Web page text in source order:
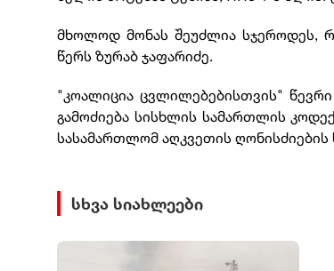
მხოლოდ მონას შეუძლია სჯეროდეს,
წერს ზურაბ ჯაფარიძე.
"კოალიცია ცვლილებებისთვის"
გამოძიება სისხლის სამართლის
სასამართლომ აღკვეთის
სხვა სიახლეები